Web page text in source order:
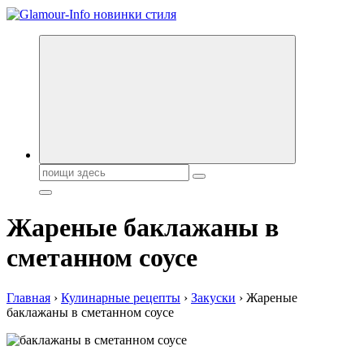
Секреты молодости, красоты и долголетия. Гламурный журнал
Поиск:
Жареные баклажаны в
сметанном соусе
Главная › Кулинарные рецепты › Закуски › Жареные
баклажаны в сметанном соусе